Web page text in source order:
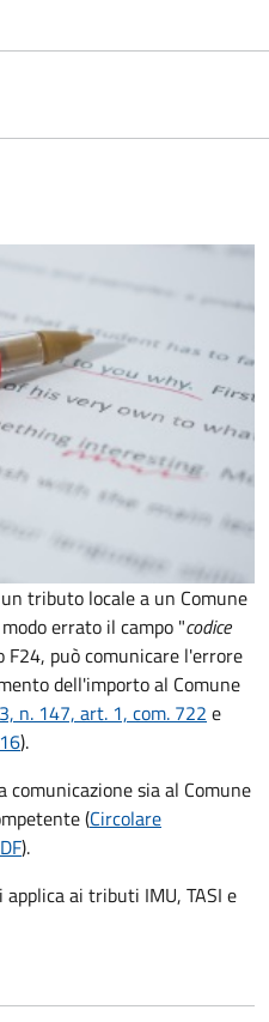
tributo locale a un Comune
errato il campo "codice
può comunicare l'errore
dell'importo al Comune
n. 147, art. 1, com. 722 e
).
sia al Comune
(Circolare
).
ai tributi IMU, TASI e